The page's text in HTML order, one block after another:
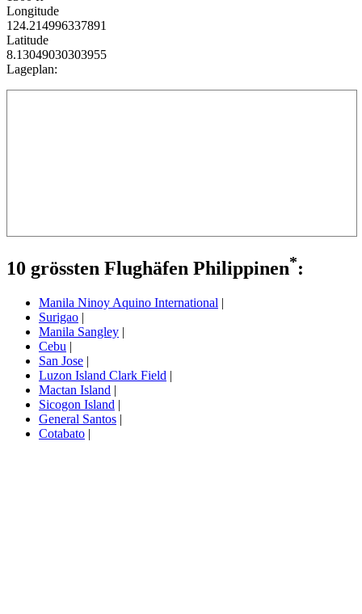
Longitude
124.214996337891
Latitude
8.13049030303955
Lageplan:
10 grössten Flughäfen Philippinen*:
Manila Ninoy Aquino International |
Surigao |
Manila Sangley |
Cebu |
San Jose |
Luzon Island Clark Field |
Mactan Island |
Sicogon Island |
General Santos |
Cotabato |